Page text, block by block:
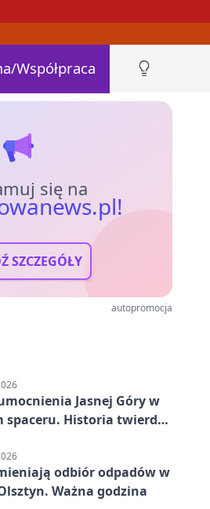
Współpraca
się na
SZCZEGÓŁY
autopromocja
Jasnej Góry w
spaceru. Historia twierdzy
odbiór odpadów w
Ważna godzina